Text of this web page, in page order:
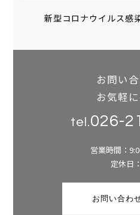
新型コロナウイルス感
お問い
お気軽
tel.026-
営業時間：
定休日
お問い合わ